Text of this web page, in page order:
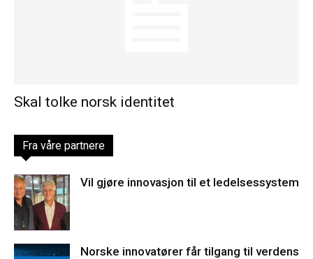
Skal tolke norsk identitet
Fra våre partnere
Vil gjøre innovasjon til et ledelsessystem
Norske innovatører får tilgang til verdens